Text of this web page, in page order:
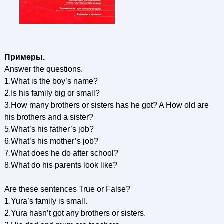
Примеры.
Answer the questions.
1.What is the boy’s name?
2.Is his family big or small?
3.How many brothers or sisters has he got? A How old are
his brothers and a sister?
5.What’s his father’s job?
6.What’s his mother’s job?
7.What does he do after school?
8.What do his parents look like?
Are these sentences True or False?
1.Yura’s family is small.
2.Yura hasn’t got any brothers or sisters.